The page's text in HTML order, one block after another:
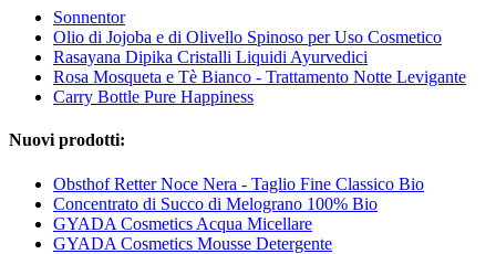
Sonnentor
Olio di Jojoba e di Olivello Spinoso per Uso Cosmetico
Rasayana Dipika Cristalli Liquidi Ayurvedici
Rosa Mosqueta e Tè Bianco - Trattamento Notte Levigante
Carry Bottle Pure Happiness
Nuovi prodotti:
Obsthof Retter Noce Nera - Taglio Fine Classico Bio
Concentrato di Succo di Melograno 100% Bio
GYADA Cosmetics Acqua Micellare
GYADA Cosmetics Mousse Detergente